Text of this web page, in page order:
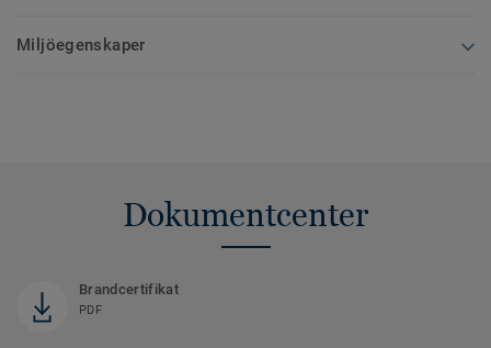
Miljöegenskaper
Dokumentcenter
Brandcertifikat
PDF